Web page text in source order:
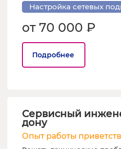
Настройка сетевых
от 70 000 ₽
Подробнее
Сервисный
дону
Опыт работы